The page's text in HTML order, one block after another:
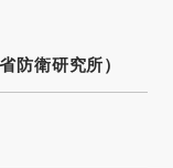
防衛研究所）